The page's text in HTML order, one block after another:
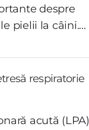
despre
pielii la câini....
respiratorie
acută (LPA)